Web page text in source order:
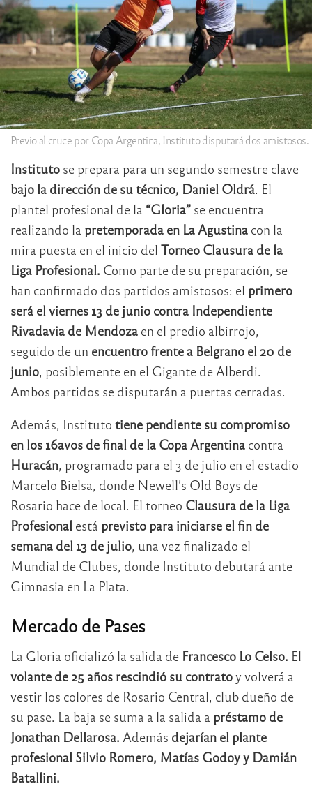
Previo al cruce por Copa Argentina, Instituto disputará dos amistosos.
Instituto se prepara para un segundo semestre clave
bajo la dirección de su técnico, Daniel Oldrá. El
plantel profesional de la “Gloria” se encuentra
realizando la pretemporada en La Agustina con la
mira puesta en el inicio del Torneo Clausura de la
Liga Profesional. Como parte de su preparación, se
han confirmado dos partidos amistosos: el primero
será el viernes 13 de junio contra Independiente
Rivadavia de Mendoza en el predio albirrojo,
seguido de un encuentro frente a Belgrano el 20 de
junio, posiblemente en el Gigante de Alberdi.
Ambos partidos se disputarán a puertas cerradas.
Además, Instituto tiene pendiente su compromiso
en los 16avos de final de la Copa Argentina contra
Huracán, programado para el 3 de julio en el estadio
Marcelo Bielsa, donde Newell’s Old Boys de
Rosario hace de local. El torneo Clausura de la Liga
Profesional está previsto para iniciarse el fin de
semana del 13 de julio, una vez finalizado el
Mundial de Clubes, donde Instituto debutará ante
Gimnasia en La Plata.
Mercado de Pases
La Gloria oficializó la salida de Francesco Lo Celso. El
volante de 25 años rescindió su contratoy volverá a
vestir los colores de Rosario Central, club dueño de
su pase. La baja se suma a la salida a préstamo de
Jonathan Dellarosa. Además dejarían el plante
profesional Silvio Romero, Matías Godoy y Damián
Batallini.